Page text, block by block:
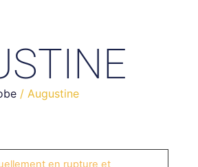
/ Augustine
en rupture et